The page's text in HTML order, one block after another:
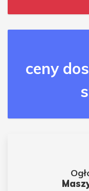
ceny